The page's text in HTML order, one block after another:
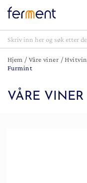
Hjem / Våre viner /Hvitvin
Furmint
VÅRE VINER